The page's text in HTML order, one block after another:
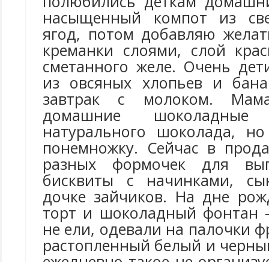
насыщенный компот из
ягод, потом добавляю
креманки слоями, слой
сметанного желе. Очень
из овсяных хлопьев и
завтрак с молоком.
домашние
натурального шоколада,
понемножку. Сейчас в
разных формочек для
бисквиты с начинками,
дочке зайчиков. На дне
торт и шоколадный фонтан
не ели, одевали на палочки
растопленный белый и